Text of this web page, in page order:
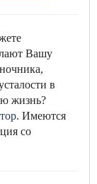
Вашу
в
жизнь?
. Имеются
со